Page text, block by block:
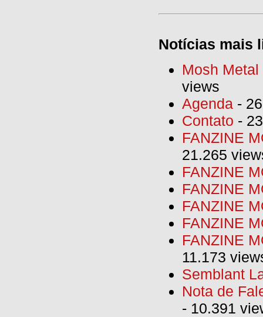
Notícias mais
Mosh
views
Agenda -
Contato -
FANZINE
21.265
FANZINE
FANZINE
FANZINE
FANZINE
FANZINE
11.173
Semblant
Nota de
- 10.391